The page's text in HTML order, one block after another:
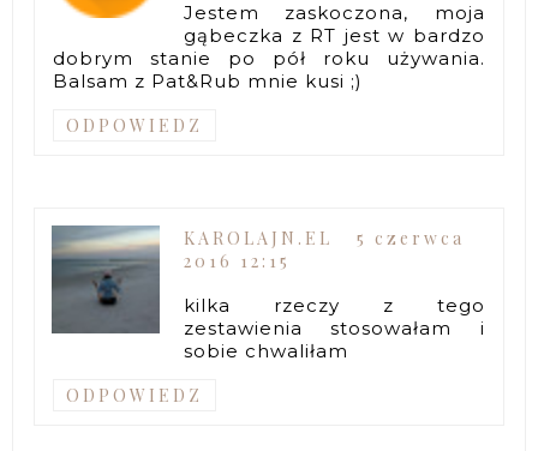
Jestem zaskoczona, moja
gąbeczka z RT jest w bardzo
dobrym stanie po pół roku używania.
Balsam z Pat&Rub mnie kusi ;)
ODPOWIEDZ
KAROLAJN.EL
5 czerwca
2016 12:15
kilka rzeczy z tego
zestawienia stosowałam i
sobie chwaliłam
ODPOWIEDZ